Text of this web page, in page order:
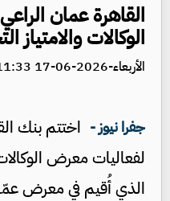
القاهرة عمان
الوكالات والامتياز
الأربعاء-2026-06-17 11:33 am
جفرا نيوز - اختتم بنك
الذي أُقيم في معرض